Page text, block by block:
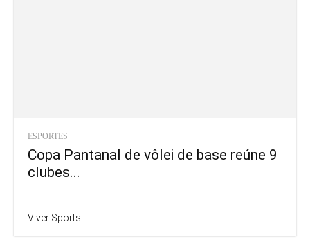
ESPORTES
Copa Pantanal de vôlei de base reúne 9
clubes...
Viver Sports